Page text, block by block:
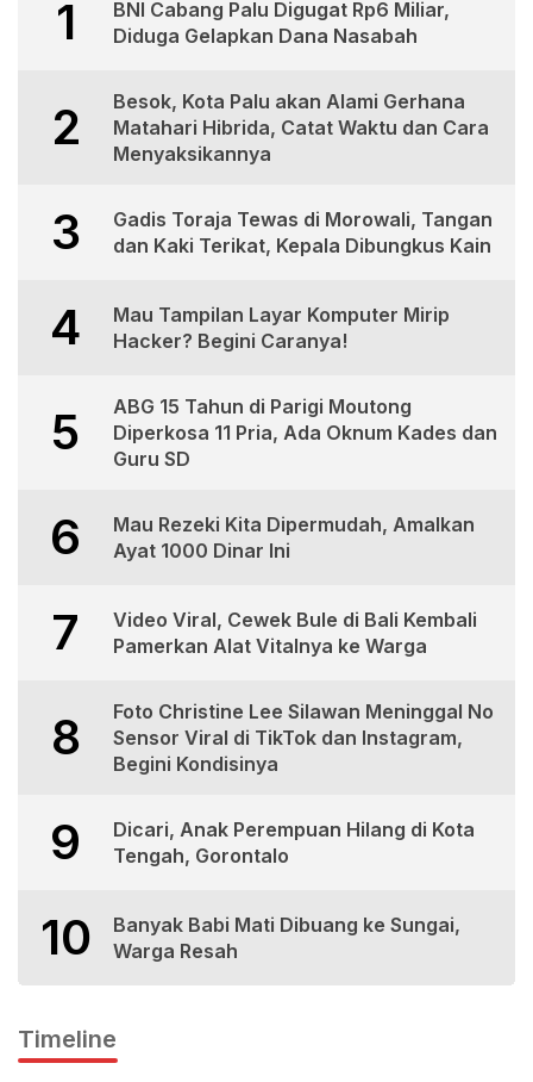
1
BNI Cabang Palu Digugat Rp6 Miliar,
Diduga Gelapkan Dana Nasabah
2
Besok, Kota Palu akan Alami Gerhana
Matahari Hibrida, Catat Waktu dan Cara
Menyaksikannya
3
Gadis Toraja Tewas di Morowali, Tangan
dan Kaki Terikat, Kepala Dibungkus Kain
4
Mau Tampilan Layar Komputer Mirip
Hacker? Begini Caranya!
5
ABG 15 Tahun di Parigi Moutong
Diperkosa 11 Pria, Ada Oknum Kades dan
Guru SD
6
Mau Rezeki Kita Dipermudah, Amalkan
Ayat 1000 Dinar Ini
7
Video Viral, Cewek Bule di Bali Kembali
Pamerkan Alat Vitalnya ke Warga
8
Foto Christine Lee Silawan Meninggal No
Sensor Viral di TikTok dan Instagram,
Begini Kondisinya
9
Dicari, Anak Perempuan Hilang di Kota
Tengah, Gorontalo
10
Banyak Babi Mati Dibuang ke Sungai,
Warga Resah
Timeline